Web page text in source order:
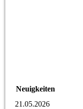
Neuigkeiten
21.05.2026